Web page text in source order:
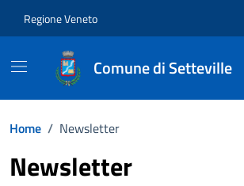
Regione Veneto
Comune di Setteville
Home / Newsletter
Newsletter